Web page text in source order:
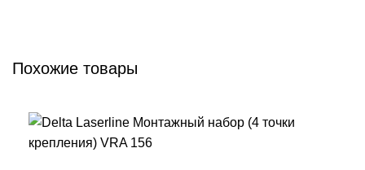
Похожие товары